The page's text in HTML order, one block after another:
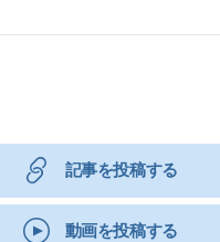
記事を投稿する
動画を投稿する